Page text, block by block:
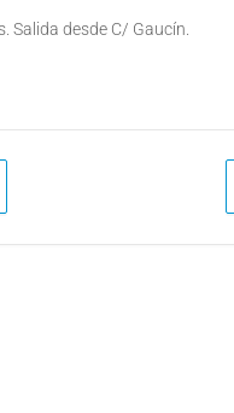
desde C/ Gaucín.